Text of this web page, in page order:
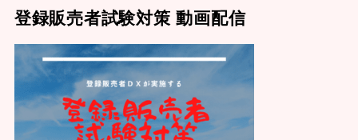
登録販売者試験対策 動画配信